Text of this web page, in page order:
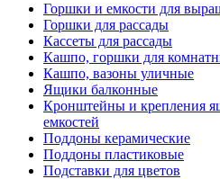
Горшки и емкости для
Горшки для рассады
Кассеты для рассады
Кашпо, горшки для
Кашпо, вазоны уличные
Ящики балконные
Кронштейны и крепления
емкостей
Поддоны керамические
Поддоны пластиковые
Подставки для цветов